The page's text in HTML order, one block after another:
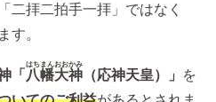
二拝二拍手一拝」ではなく
す。
「 八幡大神
はちまんおおかみ
（応神天皇）」
を
いてのご利益があるとされま